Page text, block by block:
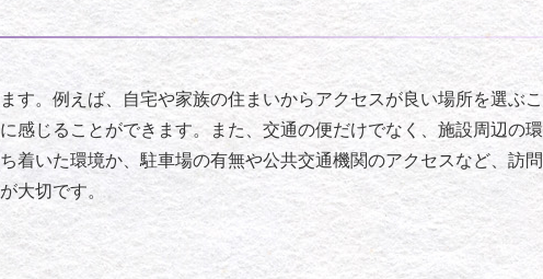
す。例えば、自宅や家族の住まいからアクセスが良い場所を選ぶこ
感じることができます。また、交通の便だけでなく、施設周辺の環
着いた環境か、駐車場の有無や公共交通機関のアクセスなど、訪問
大切です。